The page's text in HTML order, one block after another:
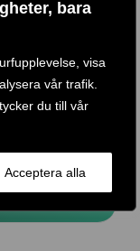
bara
visa
vår trafik.
du till vår
Acceptera alla